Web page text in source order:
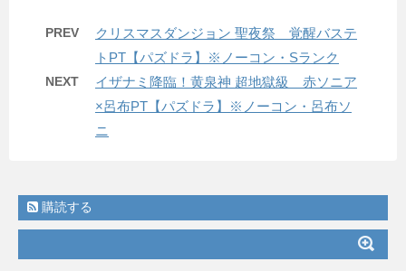
PREV
クリスマスダンジョン 聖夜祭 覚醒バステ
トPT【パズドラ】※ノーコン・Sランク
NEXT
イザナミ降臨！黄泉神 超地獄級 赤ソニア
×呂布PT【パズドラ】※ノーコン・呂布ソ
ニ
購読する